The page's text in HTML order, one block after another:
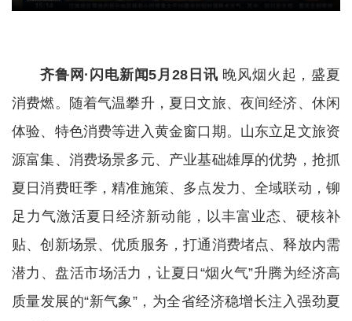
齐鲁网·闪电新闻5月28日讯 晚风烟火起，盛夏
消费燃。随着气温攀升，夏日文旅、夜间经济、休闲
体验、特色消费等进入黄金窗口期。山东立足文旅资
源富集、消费场景多元、产业基础雄厚的优势，抢抓
夏日消费旺季，精准施策、多点发力、全域联动，铆
足力气激活夏日经济新动能，以丰富业态、硬核补
贴、创新场景、优质服务，打通消费堵点、释放内需
潜力、盘活市场活力，让夏日“烟火气”升腾为经济高
质量发展的“新气象”，为全省经济稳增长注入强劲夏